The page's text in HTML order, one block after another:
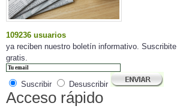
109236 usuarios
ya reciben nuestro boletín informativo. Suscribite
gratis.
Suscribir Desuscribir
Acceso rápido